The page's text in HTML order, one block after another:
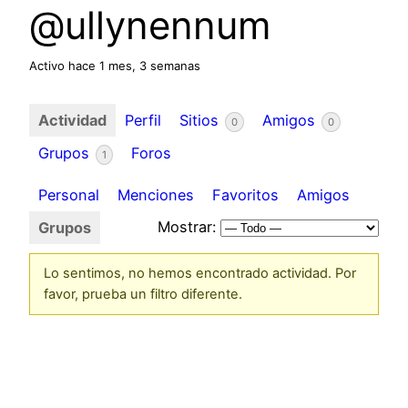
@ullynennum
Activo hace 1 mes, 3 semanas
Actividad Perfil Sitios 0 Amigos 0
Grupos 1 Foros
Personal Menciones Favoritos
Amigos
Grupos
Mostrar:
Lo sentimos, no hemos encontrado actividad. Por
favor, prueba un filtro diferente.